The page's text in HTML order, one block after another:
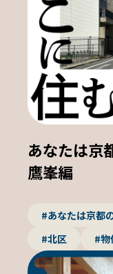
あなたは京
鷹峯編
#あなたは京都
#北区
#物